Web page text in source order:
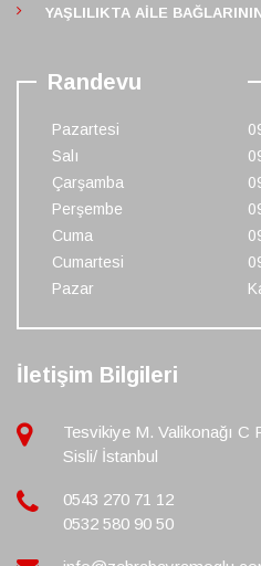
YAŞLILIKTA AILE
Randevu
Pazartesi
Salı
Çarşamba
Perşembe
Cuma
Cumartesi
Pazar
İletişim Bilgileri
Tesvikiye M. Valikonağı C
Sisli/ İstanbul
0543 270 71 12
0532 580 90 50